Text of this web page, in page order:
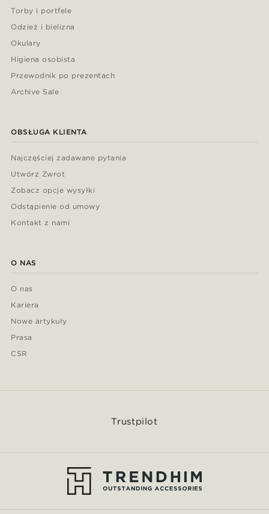
Torby i portfele
Odzież i bielizna
Okulary
Higiena osobista
Przewodnik po prezentach
Archive Sale
OBSŁUGA KLIENTA
Najczęściej zadawane pytania
Utwórz Zwrot
Zobacz opcje wysyłki
Odstąpienie od umowy
Kontakt z nami
O NAS
O nas
Kariera
Nowe artykuły
Prasa
CSR
Trustpilot